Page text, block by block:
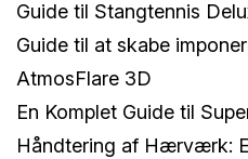
Guide til Stangtennis
Guide til at skabe
AtmosFlare 3D
En Komplet Guide til
Håndtering af Hærværk: